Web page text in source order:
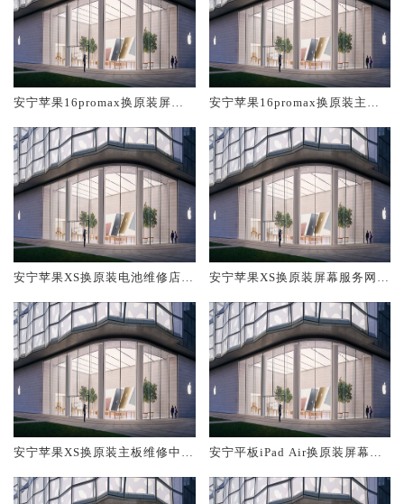
安宁苹果16promax换原装屏幕
安宁苹果16promax换原装主板
安宁苹果XS换原装电池维修店大
安宁苹果XS换原装屏幕服务网点
安宁苹果XS换原装主板维修中心
安宁平板iPad Air换原装屏幕服